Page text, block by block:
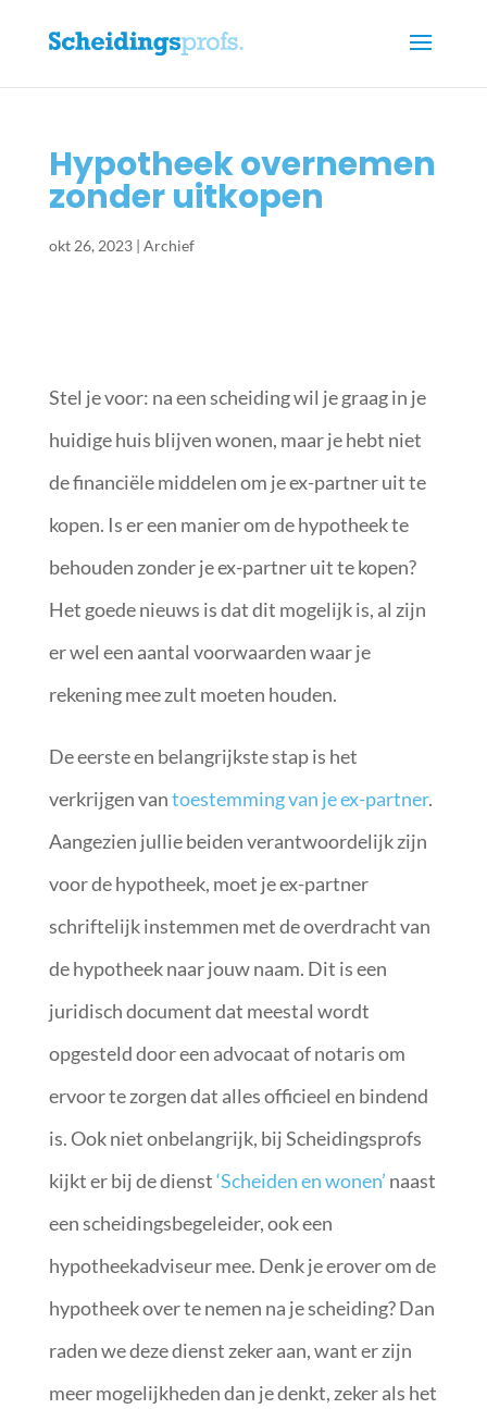
Hypotheek overnemen
zonder uitkopen
okt 26, 2023| Archief
Stel je voor: na een scheiding wil je graag in je
huidige huis blijven wonen, maar je hebt niet
de financiële middelen om je ex-partner uit te
kopen. Is er een manier om de hypotheek te
behouden zonder je ex-partner uit te kopen?
Het goede nieuws is dat dit mogelijk is, al zijn
er wel een aantal voorwaarden waar je
rekening mee zult moeten houden.
De eerste en belangrijkste stap is het
verkrijgen vantoestemming van je ex-partner.
Aangezien jullie beiden verantwoordelijk zijn
voor de hypotheek, moet je ex-partner
schriftelijk instemmen met de overdracht van
de hypotheek naar jouw naam. Dit is een
juridisch document dat meestal wordt
opgesteld door een advocaat of notaris om
ervoor te zorgen dat alles officieel en bindend
is. Ook niet onbelangrijk, bij Scheidingsprofs
kijkt er bij de dienst‘Scheiden en wonen’ naast
een scheidingsbegeleider, ook een
hypotheekadviseur mee. Denk je erover om de
hypotheek over te nemen na je scheiding? Dan
raden we deze dienst zeker aan, want er zijn
meer mogelijkheden dan je denkt, zeker als het